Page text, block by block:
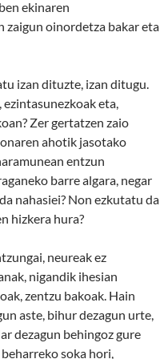
ekinaren
zaigun oinordetza bakar eta
izan dituzte, izan ditugu.
eta,
Zer gertatzen zaio
ahotik jasotako
entzun
barre algara, negar
nahasiei? Non ezkutatu da
hizkera hura?
neureak ez
nigandik ihesian
zentzu bakoak. Hain
aste, bihur dezagun urte,
dezagun behingoz gure
soka hori,